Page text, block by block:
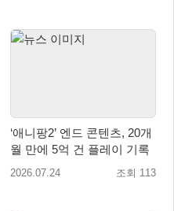
‘애니팡2’ 엔드 콘텐츠, 20개
월 만에 5억 건 플레이 기록
2026.07.24 조회 113